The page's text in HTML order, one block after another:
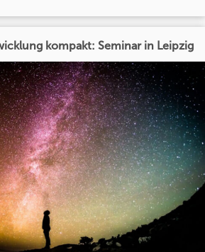
kompakt: Seminar in Leipzig